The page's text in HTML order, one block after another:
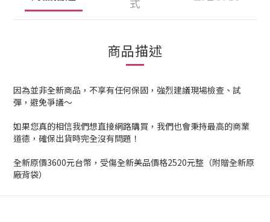
商品描述
因為並非全新商品，不享有任何保固，強烈建議現場檢查、試
彈，避免爭議～
如果您真的相信我們想直接網路購買，我們也會秉持最高的商業
道德，確保出貨時完全沒有問題！
全新原價3600元台幣，受傷全新美品價格2520元整（附贈全新原
廠背袋）